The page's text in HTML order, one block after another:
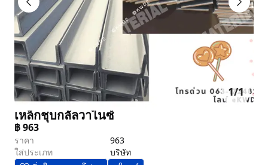
1/1
เหล็กชุบกลัลวาไนซ์
฿963
ราคา
963
ใส่ประเภท
บริษัท